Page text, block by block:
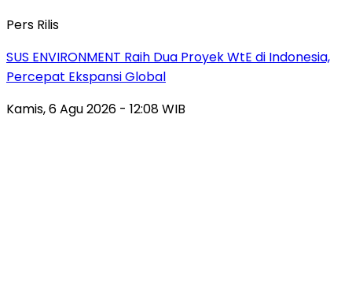
Pers Rilis
SUS ENVIRONMENT Raih Dua Proyek WtE di Indonesia,
Percepat Ekspansi Global
Kamis, 6 Agu 2026 - 12:08 WIB